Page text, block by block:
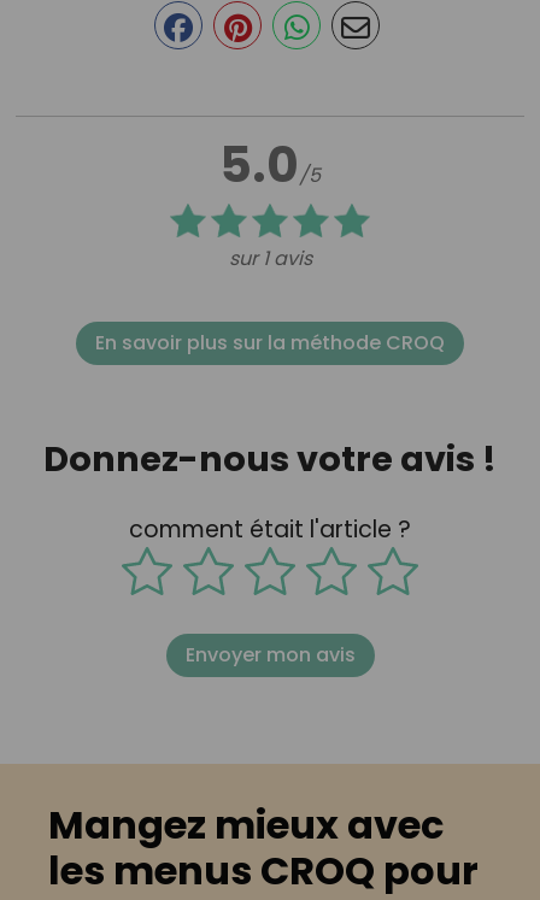
5.0/5
sur 1 avis
En savoir plus sur la méthode CROQ
Donnez-nous votre avis !
comment était l'article ?
Envoyer mon avis
Mangez mieux avec
les menus CROQ pour